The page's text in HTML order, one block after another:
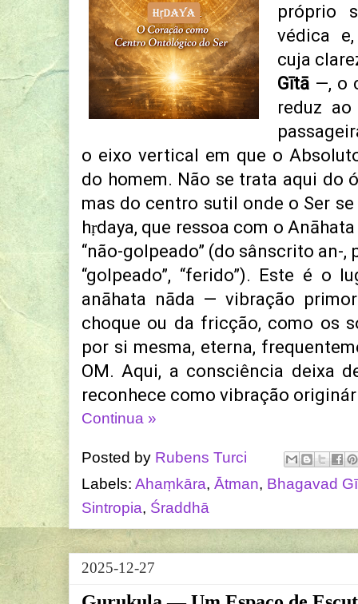
próprio
védica
cuja
Gītā —, o
reduz
o eixo vertical em que o
do homem. Não se trata aqui do
mas do centro sutil onde o Ser
hṛdaya, que ressoa com o
“não-golpeado” (do sânscrito an-,
“golpeado”, “ferido”). Este é o
anāhata nāda — vibração
choque ou da fricção, como os
por si mesma, eterna,
OM. Aqui, a consciência deixa
reconhece como vibração
Continua »
Posted by Rubens Turci
Labels: Ahaṃkāra, Ātman, Bhagavad
Sintropia, Śraddhā
2025-12-27